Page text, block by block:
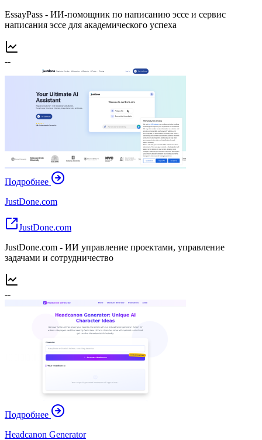
EssayPass - ИИ-помощник по написанию эссе и сервис
написания эссе для академического успеха
--
Подробнее
JustDone.com
JustDone.com
JustDone.com - ИИ управление проектами, управление
задачами и сотрудничество
--
Подробнее
Headcanon Generator